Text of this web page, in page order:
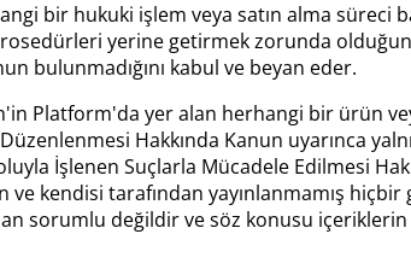
bir hukuki işlem veya satın alma süreci
yerine getirmek zorunda
bulunmadığını kabul ve beyan eder.
Platform'da yer alan herhangi bir ürün
Hakkında Kanun uyarınca
İşlenen Suçlarla Mücadele Edilmesi
kendisi tarafından yayınlanmamış hiçbir
sorumlu değildir ve söz konusu